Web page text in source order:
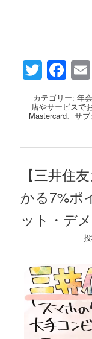
カテゴリー: 年
店やサービスで
Mastercard 、サ
【三井住
かる7%ポ
ット・デ